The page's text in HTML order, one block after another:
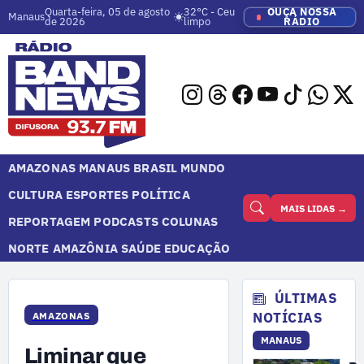
ManausQuarta-feira, 05 de agosto
de 2026
32°C - Ceu
limpo
OUÇA NOSSA
RÁDIO
AMAZONAS MANAUS BRASIL MUNDO
CULTURA ESPORTES POLÍTICA
REPORTAGEM PODCASTS COLUNAS
NORTE AMAZÔNIA SAÚDE EDUCAÇÃO
MAIS LIDAS →
AMAZONAS
Liminar que
ÚLTIMAS
NOTÍCIAS
MANAUS